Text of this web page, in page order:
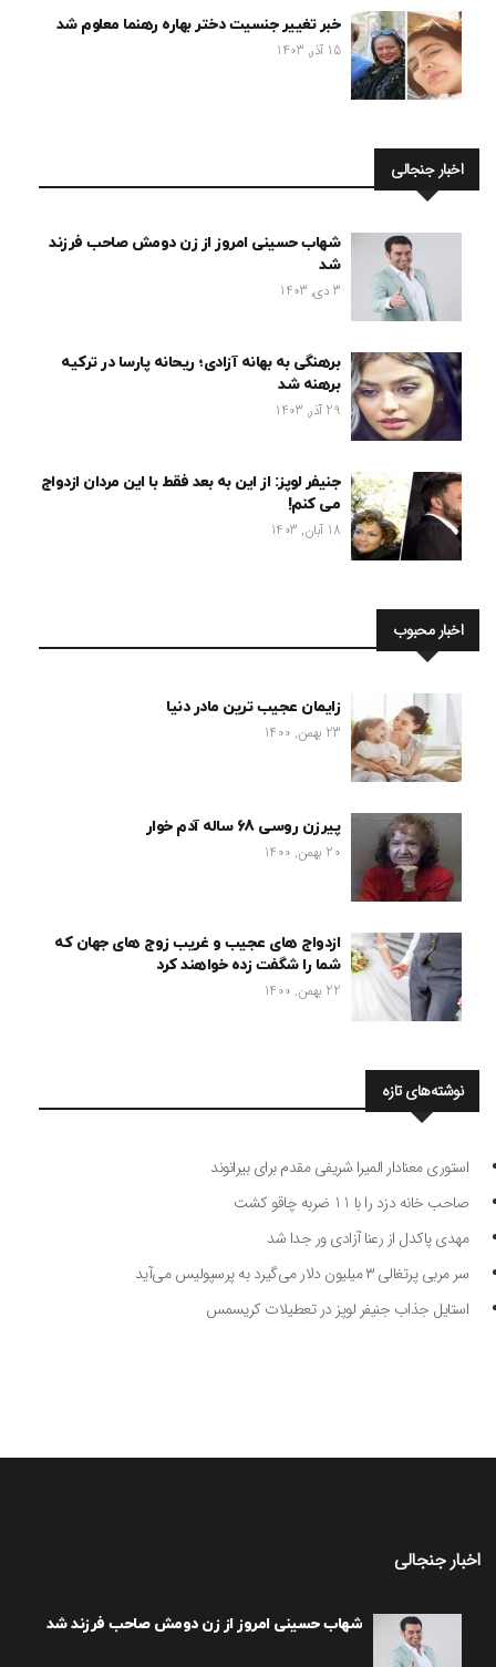
خبر تغییر جنسیت دختر بهاره رهنما معلوم شد
15 آذر, 1403
اخبار جنجالی
شهاب حسینی امروز از زن دومش صاحب فرزند
شد
3 دی, 1403
برهنگی به بهانه آزادی؛ ریحانه پارسا در ترکیه
برهنه شد
29 آذر, 1403
جنیفر لوپز: از این به بعد فقط با این مردان ازدواج
می کنم!
18 آبان, 1403
اخبار محبوب
زایمان عجیب ترین مادر دنیا
23 بهمن, 1400
پیرزن روسی 68 ساله آدم خوار
20 بهمن, 1400
ازدواج های عجیب و غریب زوج های جهان که
شما را شگفت زده خواهند کرد
22 بهمن, 1400
نوشته‌های تازه
استوری معنادار المیرا شریفی مقدم برای بیرانوند
صاحب خانه دزد را با 11 ضربه چاقو کشت
مهدی پاکدل از رعنا آزادی ور جدا شد
سر مربی پرتغالی ۳ میلیون دلار می‌گیرد به پرسپولیس می‌آید
استایل جذاب جنیفر لوپز در تعطیلات کریسمس
اخبار جنجالی
شهاب حسینی امروز از زن دومش صاحب فرزند شد